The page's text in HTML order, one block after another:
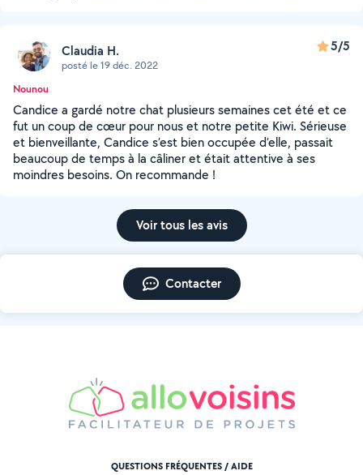
Claudia H.
posté le 19 déc. 2022
5/5
Nounou
Candice a gardé notre chat plusieurs semaines cet été et ce
fut un coup de cœur pour nous et notre petite Kiwi. Sérieuse
et bienveillante, Candice s’est bien occupée d’elle, passait
beaucoup de temps à la câliner et était attentive à ses
moindres besoins. On recommande !
Voir tous les avis
Contacter
QUESTIONS FRÉQUENTES / AIDE